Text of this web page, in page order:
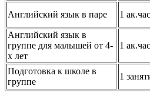
Английский язык в паре 1
Английский язык в
группе для малышей от 4-
х лет
1
Подготовка к школе в
группе
1